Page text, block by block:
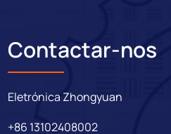
Contactar-nos
Eletrónica Zhongyuan
+86 13102408002